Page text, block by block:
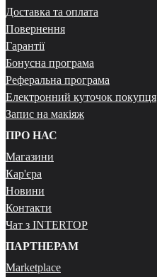
Доставка та оплата
Повернення
Гарантії
Бонусна програма
Реферальна програма
Електронний куточок покупця
Запис на макіяж
ПРО НАС
Магазини
Кар'єра
Новини
Контакти
Чат з INTERTOP
ПАРТНЕРАМ
Marketplace